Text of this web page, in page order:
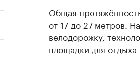
Общая
от 17 до 27 метров.
велодорожку,
площадки для отдыха